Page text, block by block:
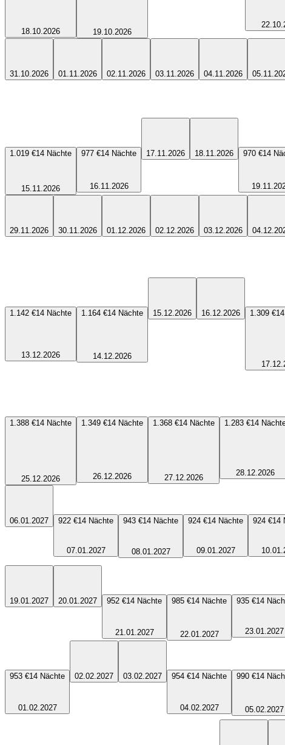
18.10.2026 19.10.2026
31.10.2026 01.11.2026 02.11.2026 03.11.2026 04.11.2026
1.019 €14 Nächte
15.11.2026
977 €14 Nächte
16.11.2026
17.11.2026 18.11.2026 970 €14
29.11.2026 30.11.2026 01.12.2026 02.12.2026 03.12.2026
1.142 €14 Nächte
13.12.2026
1.164 €14 Nächte
14.12.2026
15.12.2026 16.12.2026 1.309 €14
1.388 €14 Nächte
25.12.2026
1.349 €14 Nächte
26.12.2026
1.368 €14 Nächte
27.12.2026
1.283 €14
28.12.2026
06.01.2027 922 €14 Nächte
07.01.2027
943 €14 Nächte
08.01.2027
924 €14 Nächte
09.01.2027
924 €14
19.01.2027 20.01.2027 952 €14 Nächte
21.01.2027
985 €14 Nächte
22.01.2027
935 €14
23.01.2027
953 €14 Nächte
01.02.2027
02.02.2027 03.02.2027 954 €14 Nächte
04.02.2027
990 €14
05.02.2027